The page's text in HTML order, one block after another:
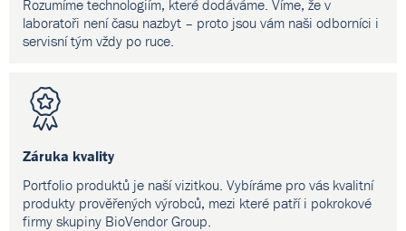
Rozumíme technologiím, které dodáváme. Víme, že v
laboratoři není času nazbyt – proto jsou vám naši odborníci i
servisní tým vždy po ruce.
Záruka kvality
Portfolio produktů je naší vizitkou. Vybíráme pro vás kvalitní
produkty prověřených výrobců, mezi které patří i pokrokové
firmy skupiny BioVendor Group.